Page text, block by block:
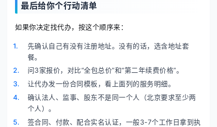
最后给你个行动清单
如果你决定找代办，按这个顺序来：
先确认自己有没有注册地址。没有的话，选含地址套
餐。
问3家报价，对比“全包总价”和“第二年续费价格”。
让代办发一份合同模板，看上面列的服务明细。
确认法人、监事、股东不是同一个人（北京要求至少两
个人）。
签合同、付款、配合实名认证，一般3-7个工作日拿到执